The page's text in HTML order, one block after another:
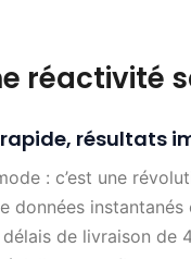
réactivité
résultats
: c’est une
données
de livraison de